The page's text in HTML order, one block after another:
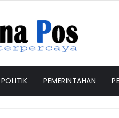
POLITIK PEMERINTAHAN